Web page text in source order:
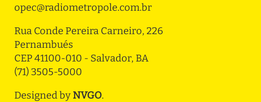
opec@radiometropole.com.br
Rua Conde Pereira Carneiro, 226
Pernambués
CEP 41100-010 - Salvador, BA
(71) 3505-5000
Designed by NVGO.